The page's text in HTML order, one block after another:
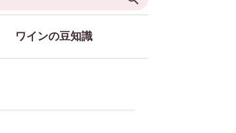
ワインの豆知識